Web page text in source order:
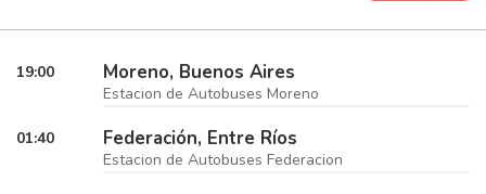
19:00 Moreno, Buenos Aires
Estacion de Autobuses Moreno
01:40 Federación, Entre Ríos
Estacion de Autobuses Federacion